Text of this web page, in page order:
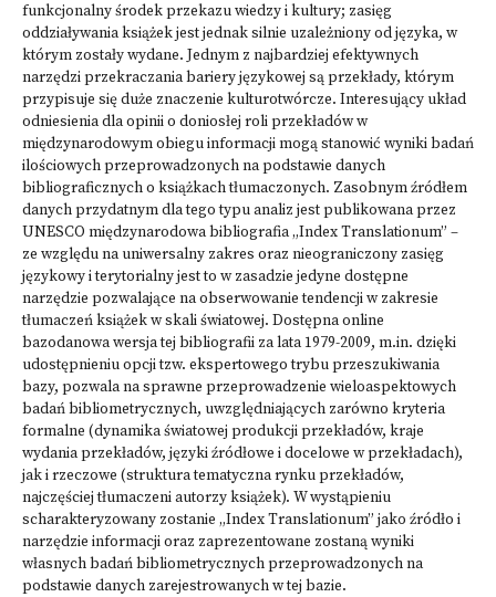
funkcjonalny środek przekazu wiedzy i kultury; zasięg
oddziaływania książek jest jednak silnie uzależniony od języka, w
którym zostały wydane. Jednym z najbardziej efektywnych
narzędzi przekraczania bariery językowej są przekłady, którym
przypisuje się duże znaczenie kulturotwórcze. Interesujący układ
odniesienia dla opinii o doniosłej roli przekładów w
międzynarodowym obiegu informacji mogą stanowić wyniki badań
ilościowych przeprowadzonych na podstawie danych
bibliograficznych o książkach tłumaczonych. Zasobnym źródłem
danych przydatnym dla tego typu analiz jest publikowana przez
UNESCO międzynarodowa bibliografia „Index Translationum” –
ze względu na uniwersalny zakres oraz nieograniczony zasięg
językowy i terytorialny jest to w zasadzie jedyne dostępne
narzędzie pozwalające na obserwowanie tendencji w zakresie
tłumaczeń książek w skali światowej. Dostępna online
bazodanowa wersja tej bibliografii za lata 1979-2009, m.in. dzięki
udostępnieniu opcji tzw. ekspertowego trybu przeszukiwania
bazy, pozwala na sprawne przeprowadzenie wieloaspektowych
badań bibliometrycznych, uwzględniających zarówno kryteria
formalne (dynamika światowej produkcji przekładów, kraje
wydania przekładów, języki źródłowe i docelowe w przekładach),
jak i rzeczowe (struktura tematyczna rynku przekładów,
najczęściej tłumaczeni autorzy książek). W wystąpieniu
scharakteryzowany zostanie „Index Translationum” jako źródło i
narzędzie informacji oraz zaprezentowane zostaną wyniki
własnych badań bibliometrycznych przeprowadzonych na
podstawie danych zarejestrowanych w tej bazie.